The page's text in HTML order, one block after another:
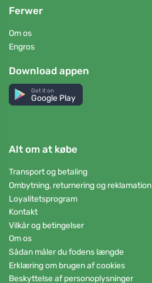
Ferwer
Om os
Engros
Download appen
Get it on
Google Play
Alt om at købe
Transport og betaling
Ombytning, returnering og reklamation
Loyalitetsprogram
Kontakt
Vilkår og betingelser
Om os
Sådan måler du fodens længde
Erklæring om brugen af cookies
Beskyttelse af personoplysninger